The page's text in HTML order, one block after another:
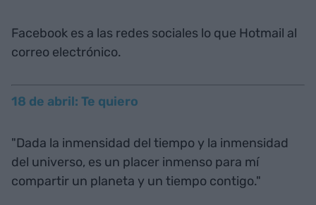
Facebook es a las redes sociales lo que Hotmail al
correo electrónico.
18 de abril: Te quiero
"Dada la inmensidad del tiempo y la inmensidad
del universo, es un placer inmenso para mí
compartir un planeta y un tiempo contigo."